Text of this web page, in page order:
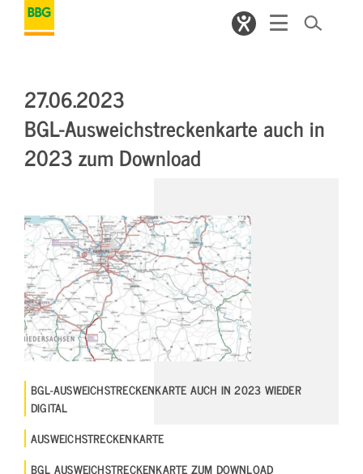
27.06.2023
BGL-Ausweichstreckenkarte auch in
2023 zum Download
BGL-AUSWEICHSTRECKENKARTE AUCH IN 2023 WIEDER
DIGITAL
AUSWEICHSTRECKENKARTE
BGL AUSWEICHSTRECKENKARTE ZUM DOWNLOAD